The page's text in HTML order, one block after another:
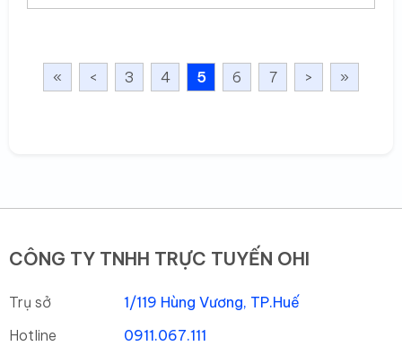
« < 3 4 5 6 7 > »
CÔNG TY TNHH TRỰC TUYẾN OHI
Trụ sở
1/119 Hùng Vương, TP.Huế
Hotline
0911.067.111